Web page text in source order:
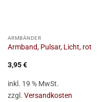
ARMBÄNDER
Armband, Pulsar, Licht, rot
3,95€
inkl. 19 % MwSt.
zzgl. Versandkosten